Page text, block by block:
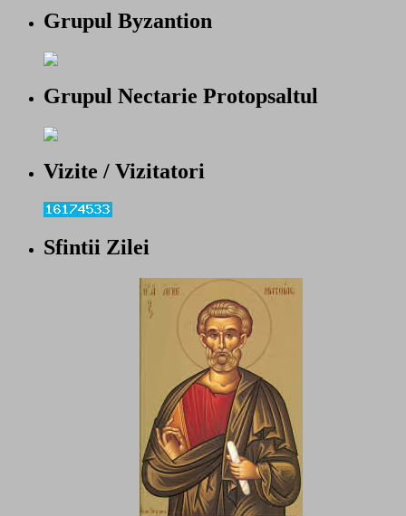
Grupul Byzantion
Grupul Nectarie Protopsaltul
Vizite / Vizitatori
Sfintii Zilei